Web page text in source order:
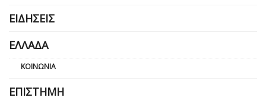
ΕΙΔΉΣΕΙΣ
ΕΛΛΆΔΑ
ΚΟΙΝΩΝΊΑ
ΕΠΙΣΤΉΜΗ